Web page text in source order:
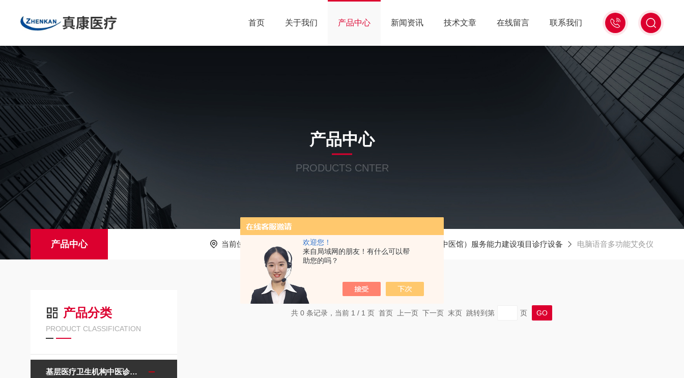
欢迎您！
来自局域网的朋友！有什么可以帮
助您的吗？
021-
56528785
首页 关于我们 产品中心 新闻资讯 技术文章 在线留言 联系我们
产品中心
PRODUCTS CNTER
产品中心 当前位置： 产品中心 基层医疗卫生机构中医诊疗区（中医馆）服务能力建设项目诊疗设备 电脑语音多功能艾灸仪
产品分类
PRODUCT CLASSIFICATION
基层医疗卫生机构中医诊疗区（中医馆）服务能力建设项目诊疗设备
共 0 条记录，当前 1 / 1 页 首页 上一页 下一页 末页 跳转到第 页